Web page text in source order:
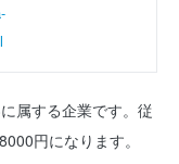
属する企業です。従
円になります。